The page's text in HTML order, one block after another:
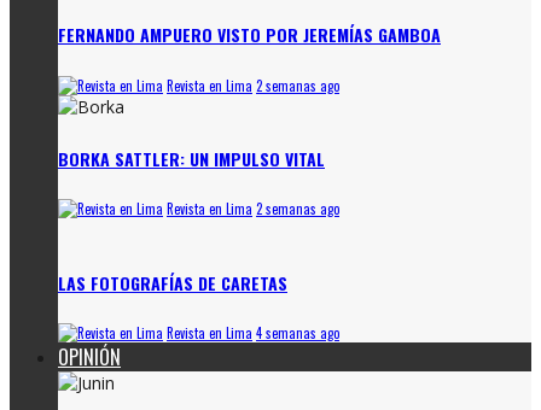
FERNANDO AMPUERO VISTO POR JEREMÍAS GAMBOA
Revista en Lima 2 semanas ago
BORKA SATTLER: UN IMPULSO VITAL
Revista en Lima 2 semanas ago
LAS FOTOGRAFÍAS DE CARETAS
Revista en Lima 4 semanas ago
OPINIÓN